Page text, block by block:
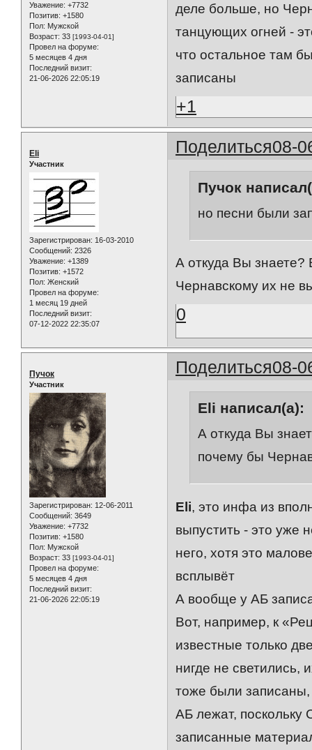
Уважение: +7732
Позитив: +1580
Пол: Мужской
Возраст: 33 [1993-04-01]
Провел на форуме:
5 месяцев 4 дня
Последний визит:
21-06-2026 22:05:19
деле больше, но
танцующих огней -
что остальное там
записаны
+1
Поделиться08-
Eli
Участник
Зарегистрирован: 16-03-2010
Сообщений: 2326
Уважение: +1389
Позитив: +1572
Пол: Женский
Провел на форуме:
1 месяц 19 дней
Последний визит:
07-12-2022 22:35:07
Пучок
но песни были
А откуда Вы
Чернавскому их не
0
Поделиться08-
Пучок
Участник
Зарегистрирован: 12-06-2011
Сообщений: 3649
Уважение: +7732
Позитив: +1580
Пол: Мужской
Возраст: 33 [1993-04-01]
Провел на форуме:
5 месяцев 4 дня
Последний визит:
21-06-2026 22:05:19
Eli написал(а):
А откуда Вы
почему бы
Eli, это инфа из
выпустить - это уже
него, хотя это
всплывёт
А вообще у АБ
Вот, например, к
известные только
нигде не светились,
тоже были
АБ лежат, поскольку
записанные